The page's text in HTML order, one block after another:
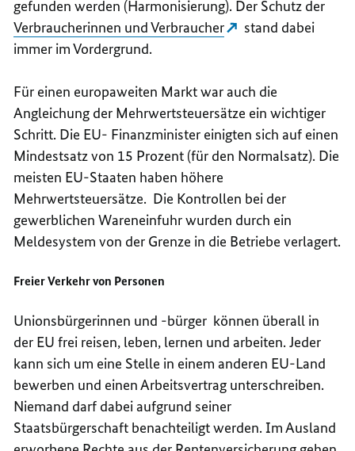
gefunden werden (Harmonisierung). Der Schutz der
Verbraucherinnen und Verbraucher
stand dabei
immer im Vordergrund.
Für einen europaweiten Markt war auch die
Angleichung der Mehrwertsteuersätze ein wichtiger
Schritt. Die EU- Finanzminister einigten sich auf einen
Mindestsatz von 15 Prozent (für den Normalsatz). Die
meisten EU-Staaten haben höhere
Mehrwertsteuersätze. Die Kontrollen bei der
gewerblichen Wareneinfuhr wurden durch ein
Meldesystem von der Grenze in die Betriebe verlagert.
Freier Verkehr von Personen
Unionsbürgerinnen und -bürger können überall in
der EU frei reisen, leben, lernen und arbeiten. Jeder
kann sich um eine Stelle in einem anderen EU-Land
bewerben und einen Arbeitsvertrag unterschreiben.
Niemand darf dabei aufgrund seiner
Staatsbürgerschaft benachteiligt werden. Im Ausland